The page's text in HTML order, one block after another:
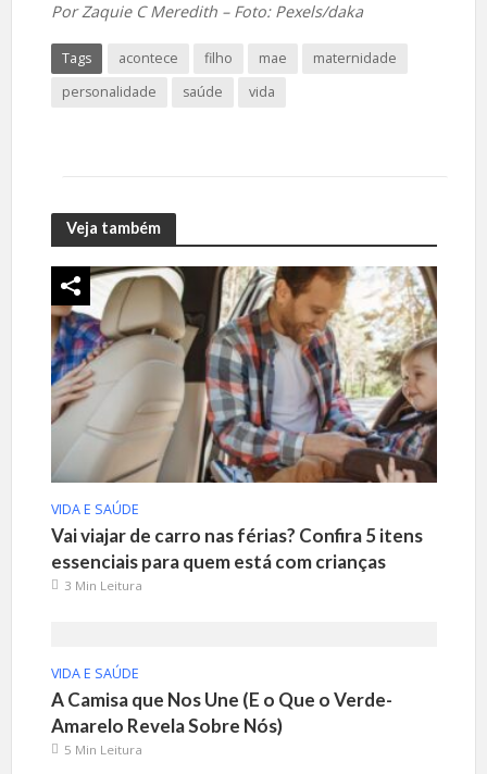
Por Zaquie C Meredith – Foto: Pexels/daka
Tags acontece filho mae
maternidade
personalidade
saúde vida
Veja também
VIDA E SAÚDE
Vai viajar de carro nas férias? Confira 5 itens
essenciais para quem está com crianças
3 Min Leitura
VIDA E SAÚDE
A Camisa que Nos Une (E o Que o Verde-
Amarelo Revela Sobre Nós)
5 Min Leitura